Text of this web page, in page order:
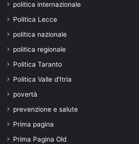
politica internazionale
Politica Lecce
politica nazionale
politica regionale
Politica Taranto
Politica Valle d'Itria
povertà
prevenzione e salute
Prima pagina
Prima Pagina Old